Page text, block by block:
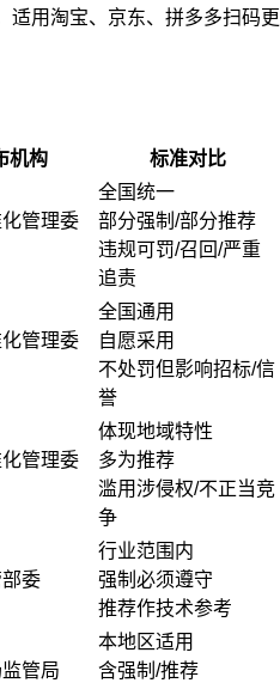
适用淘宝、京东、拼多多扫码更
机构 标准对比
管理委
全国统一
部分强制/部分推荐
违规可罚/召回/严重
追责
管理委
全国通用
自愿采用
不处罚但影响招标/信
誉
管理委
体现地域特性
多为推荐
滥用涉侵权/不正当竞
争
委
行业范围内
强制必须遵守
推荐作技术参考
管局
本地区适用
含强制/推荐